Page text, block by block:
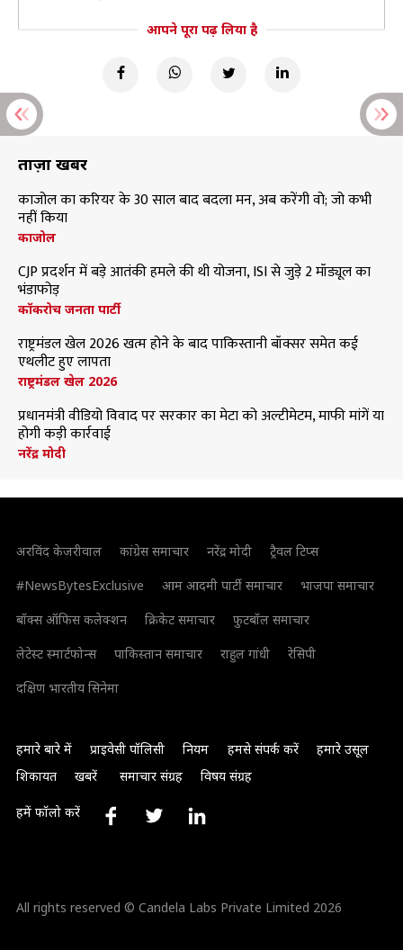
आपने पूरा पढ़ लिया है
ताज़ा खबरें
काजोल का करियर के 30 साल बाद बदला मन, अब करेंगी वो; जो कभी
नहीं किया
काजोल
CJP प्रदर्शन में बड़े आतंकी हमले की थी योजना, ISI से जुड़े 2 मॉड्यूल का
भंडाफोड़
कॉकरोच जनता पार्टी
राष्ट्रमंडल खेल 2026 खत्म होने के बाद पाकिस्तानी बॉक्सर समेत कई
एथलीट हुए लापता
राष्ट्रमंडल खेल 2026
प्रधानमंत्री वीडियो विवाद पर सरकार का मेटा को अल्टीमेटम, माफी मांगें या
होगी कड़ी कार्रवाई
नरेंद्र मोदी
अरविंद केजरीवाल कांग्रेस समाचार नरेंद्र मोदी
ट्रैवल टिप्स
#NewsBytesExclusive
आम आदमी पार्टी समाचार
भाजपा समाचार
बॉक्स ऑफिस कलेक्शन
क्रिकेट समाचार
फुटबॉल समाचार
लेटेस्ट स्मार्टफोन्स
पाकिस्तान समाचार राहुल गांधी
रेसिपी
दक्षिण भारतीय सिनेमा
हमारे बारे में प्राइवेसी पॉलिसी नियम हमसे संपर्क करें
हमारे उसूल
शिकायत
खबरें समाचार संग्रह विषय संग्रह
हमें फॉलो करें
All rights reserved © Candela Labs Private Limited 2026